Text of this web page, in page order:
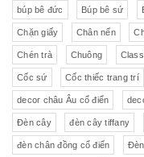
búp bê đức Búp bê sứ
Chặn giấy Chân nến
Chén trà Chuông
Cốc sứ Cốc thiếc trang trí
decor châu Âu cổ điển
Đèn cây đèn cây tiffany
đèn chân đồng cổ điển